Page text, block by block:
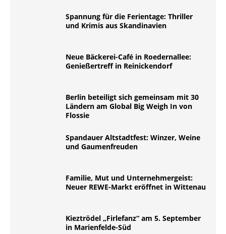
Spannung für die Ferientage: Thriller
und Krimis aus Skandinavien
Neue Bäckerei-Café in Roedernallee:
Genießertreff in Reinickendorf
Berlin beteiligt sich gemeinsam mit 30
Ländern am Global Big Weigh In von
Flossie
Spandauer Altstadtfest: Winzer, Weine
und Gaumenfreuden
Familie, Mut und Unternehmergeist:
Neuer REWE-Markt eröffnet in Wittenau
Kieztrödel „Firlefanz“ am 5. September
in Marienfelde-Süd